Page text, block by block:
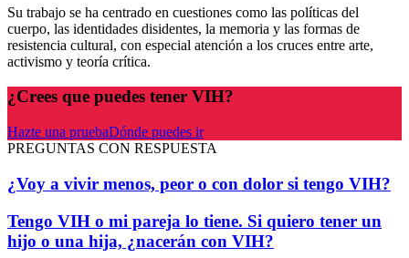
Su trabajo se ha centrado en cuestiones como las políticas del
cuerpo, las identidades disidentes, la memoria y las formas de
resistencia cultural, con especial atención a los cruces entre arte,
activismo y teoría crítica.
¿Crees que puedes tener VIH?
Hazte una pruebaDónde puedes ir
PREGUNTAS CON RESPUESTA
¿Voy a vivir menos, peor o con dolor si tengo VIH?
Tengo VIH o mi pareja lo tiene. Si quiero tener un
hijo o una hija, ¿nacerán con VIH?